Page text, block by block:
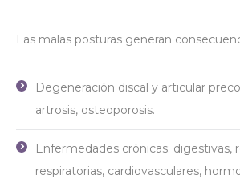
Las malas posturas generan
Degeneración discal y articular
artrosis, osteoporosis.
Enfermedades crónicas: digestivas,
respiratorias, cardiovasculares,